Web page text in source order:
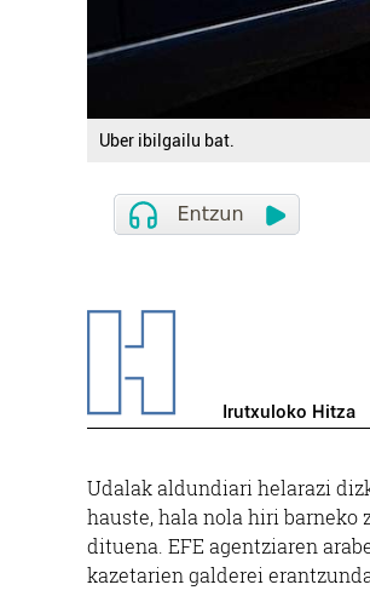
Uber ibilgailu bat.
Irutxuloko Hitza
Udalak aldundiari helarazi
hauste, hala nola hiri barneko
dituena. EFE agentziaren
kazetarien galderei